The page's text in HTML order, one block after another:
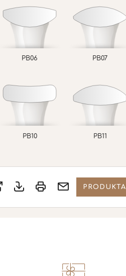
PB06 PB07
PB10 PB11